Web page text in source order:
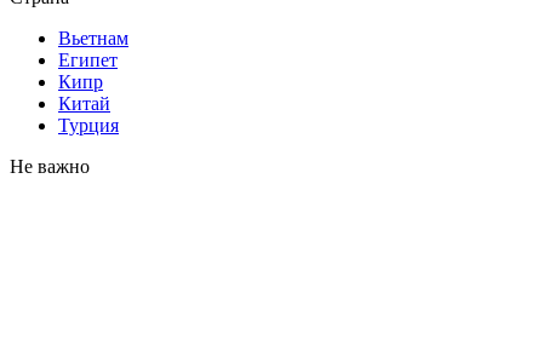
Вьетнам
Египет
Кипр
Китай
Турция
Не важно